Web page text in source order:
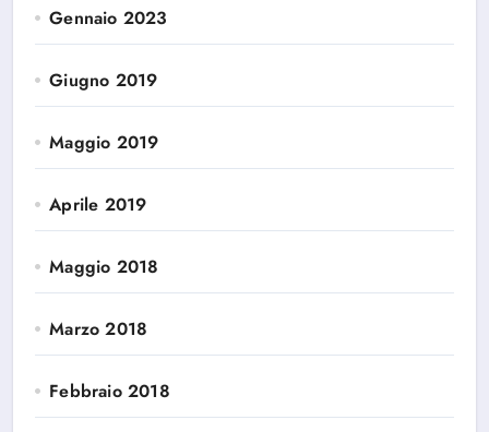
Gennaio 2023
Giugno 2019
Maggio 2019
Aprile 2019
Maggio 2018
Marzo 2018
Febbraio 2018